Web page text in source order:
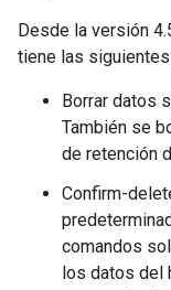
Desde la versión
tiene las
Borrar datos
También se
de retención
Confirm-
comandos
los datos del